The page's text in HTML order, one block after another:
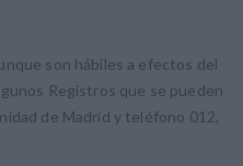
son hábiles a efectos del
Registros que se pueden
de Madrid y teléfono 012,